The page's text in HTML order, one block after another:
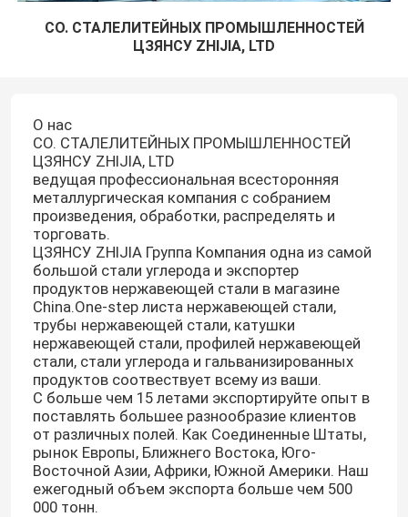
CO. СТАЛЕЛИТЕЙНЫХ ПРОМЫШЛЕННОСТЕЙ
ЦЗЯНСУ ZHIJIA, LTD
О нас
CO. СТАЛЕЛИТЕЙНЫХ ПРОМЫШЛЕННОСТЕЙ
ЦЗЯНСУ ZHIJIA, LTD
ведущая профессиональная всесторонняя
металлургическая компания с собранием
произведения, обработки, распределять и
торговать.
ЦЗЯНСУ ZHIJIA Группа Компания одна из самой
большой стали углерода и экспортер
продуктов нержавеющей стали в магазине
China.One-step листа нержавеющей стали,
трубы нержавеющей стали, катушки
нержавеющей стали, профилей нержавеющей
стали, стали углерода и гальванизированных
продуктов соотвествует всему из ваши.
С больше чем 15 летами экспортируйте опыт в
поставлять большее разнообразие клиентов
от различных полей. Как Соединенные Штаты,
рынок Европы, Ближнего Востока, Юго-
Восточной Азии, Африки, Южной Америки. Наш
ежегодный объем экспорта больше чем 500
000 тонн.